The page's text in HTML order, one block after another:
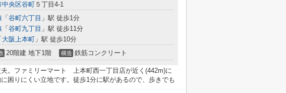
中央区谷町 ５丁目4-1
「 谷町六丁目 」駅 徒歩1分
「 谷町九丁目 」駅 徒歩11分
大阪上本町 」駅 徒歩10分
20階建 地下1階 構造 鉄筋コンクリート
。ファミリーマート 上本町西一丁目店が近く(442m)に
困りにくい立地です。徒歩1分に駅があるので、歩きでも